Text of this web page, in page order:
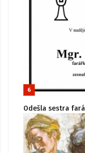
6
Odešla sestra